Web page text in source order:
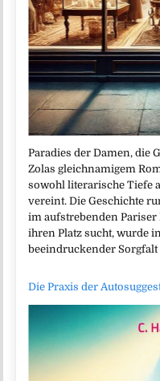
Paradies der Damen, die
Zolas gleichnamigem
sowohl literarische Tiefe
vereint. Die Geschichte
im aufstrebenden Pariser
ihren Platz sucht, wurde
beeindruckender Sorgfalt
Die Praxis der